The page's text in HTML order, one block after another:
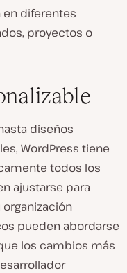
diferentes
proyectos o
diseños
WordPress tiene
todos los
ajustarse para
pueden abordarse
los cambios más